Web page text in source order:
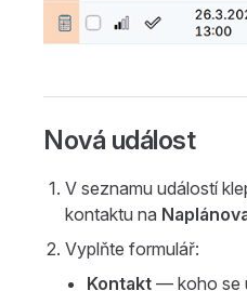
Nová událost
V seznamu událostí
kontaktu na
Vyplňte formulář:
Kontakt — koho se